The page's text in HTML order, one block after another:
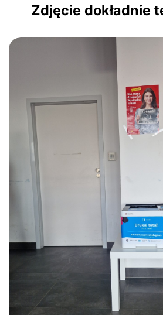
Zdjęcie dokładnie